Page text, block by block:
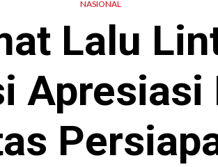
NASIONAL
Lalu
Apresiasi